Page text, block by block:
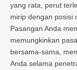
yang rata, perut
mirip dengan posisi
Pasangan Anda
memungkinkan
bersama-sama,
Anda selama